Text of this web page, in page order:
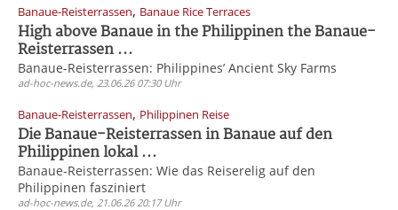
Banaue-Reisterrassen, Banaue Rice Terraces
High above Banaue in the Philippinen the Banaue-
Reisterrassen ...
Banaue-Reisterrassen: Philippines’ Ancient Sky Farms
ad-hoc-news.de, 23.06.26 07:30 Uhr
Banaue-Reisterrassen, Philippinen Reise
Die Banaue-Reisterrassen in Banaue auf den
Philippinen lokal ...
Banaue-Reisterrassen: Wie das Reiserelig auf den
Philippinen fasziniert
ad-hoc-news.de, 21.06.26 20:17 Uhr